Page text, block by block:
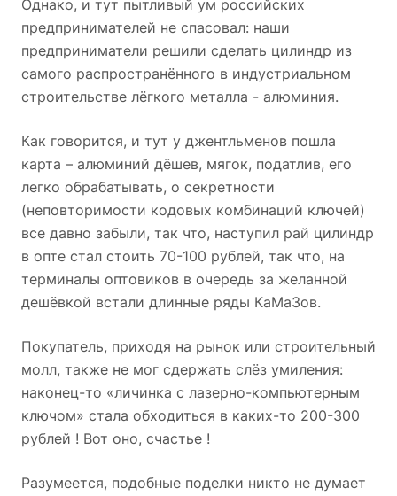
Однако, и тут пытливый ум российских
предпринимателей не спасовал: наши
предприниматели решили сделать цилиндр из
самого распространённого в индустриальном
строительстве лёгкого металла - алюминия.
Как говорится, и тут у джентльменов пошла
карта – алюминий дёшев, мягок, податлив, его
легко обрабатывать, о секретности
(неповторимости кодовых комбинаций ключей)
все давно забыли, так что, наступил рай цилиндр
в опте стал стоить 70-100 рублей, так что, на
терминалы оптовиков в очередь за желанной
дешёвкой встали длинные ряды КаМаЗов.
Покупатель, приходя на рынок или строительный
молл, также не мог сдержать слёз умиления:
наконец-то «личинка с лазерно-компьютерным
ключом» стала обходиться в каких-то 200-300
рублей ! Вот оно, счастье !
Разумеется, подобные поделки никто не думает